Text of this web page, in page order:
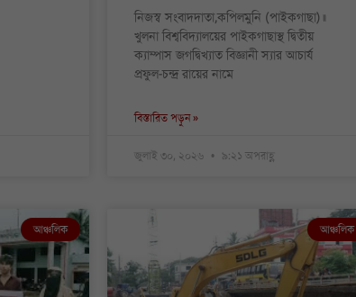
নিজস্ব সংবাদদাতা,কপিলমুনি (পাইকগাছা)॥
খুলনা বিশ্ববিদ্যালয়ের পাইকগাছাস্থ দ্বিতীয়
ক্যাম্পাস জগদ্বিখ্যাত বিজ্ঞানী স্যার আচার্য
প্রফুল¬চন্দ্র রায়ের নামে
বিস্তারিত পড়ুন »
জুলাই ৩০, ২০২৬ ৯:২১ অপরাহ্ণ
আঞ্চলিক আঞ্চলিক